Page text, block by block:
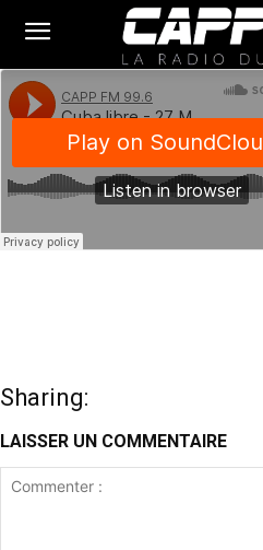
Sharing:
LAISSER UN COMMENTAIRE